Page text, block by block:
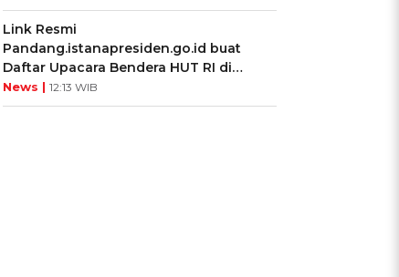
Link Resmi
Pandang.istanapresiden.go.id buat
Daftar Upacara Bendera HUT RI di
Istana Negara
News | 12:13 WIB